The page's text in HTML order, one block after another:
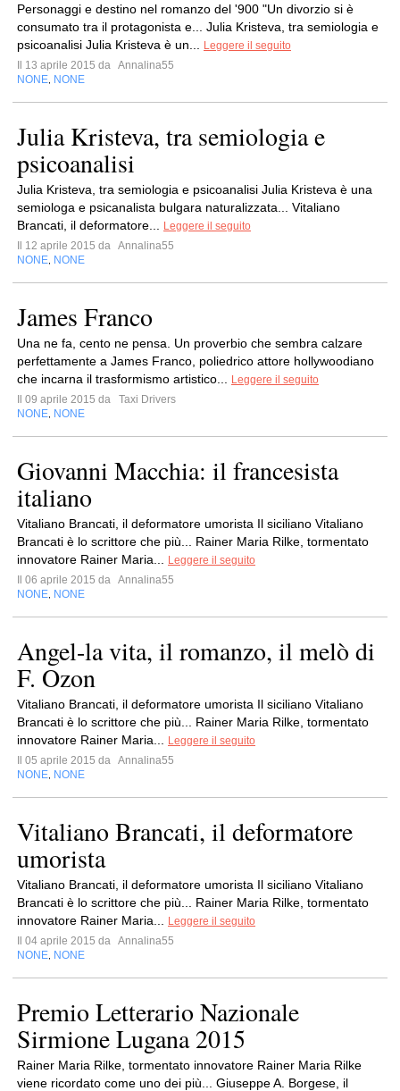
Personaggi e destino nel romanzo del '900 "Un divorzio si è
consumato tra il protagonista e... Julia Kristeva, tra semiologia e
psicoanalisi Julia Kristeva è un...
Leggere il seguito
Il 13 aprile 2015 da Annalina55
NONE NONE
Julia Kristeva, tra semiologia e
psicoanalisi
Julia Kristeva, tra semiologia e psicoanalisi Julia Kristeva è una
semiologa e psicanalista bulgara naturalizzata... Vitaliano
Brancati, il deformatore...
Leggere il seguito
Il 12 aprile 2015 da Annalina55
NONE NONE
James Franco
Una ne fa, cento ne pensa. Un proverbio che sembra calzare
perfettamente a James Franco, poliedrico attore hollywoodiano
che incarna il trasformismo artistico...
Leggere il seguito
Il 09 aprile 2015 da
Taxi Drivers
NONE NONE
Giovanni Macchia: il francesista
italiano
Vitaliano Brancati, il deformatore umorista Il siciliano Vitaliano
Brancati è lo scrittore che più... Rainer Maria Rilke, tormentato
innovatore Rainer Maria...
Leggere il seguito
Il 06 aprile 2015 da Annalina55
NONE NONE
Angel-la vita, il romanzo, il melò di
F. Ozon
Vitaliano Brancati, il deformatore umorista Il siciliano Vitaliano
Brancati è lo scrittore che più... Rainer Maria Rilke, tormentato
innovatore Rainer Maria...
Leggere il seguito
Il 05 aprile 2015 da Annalina55
NONE NONE
Vitaliano Brancati, il deformatore
umorista
Vitaliano Brancati, il deformatore umorista Il siciliano Vitaliano
Brancati è lo scrittore che più... Rainer Maria Rilke, tormentato
innovatore Rainer Maria...
Leggere il seguito
Il 04 aprile 2015 da Annalina55
NONE NONE
Premio Letterario Nazionale
Sirmione Lugana 2015
Rainer Maria Rilke, tormentato innovatore Rainer Maria Rilke
viene ricordato come uno dei più... Giuseppe A. Borgese, il